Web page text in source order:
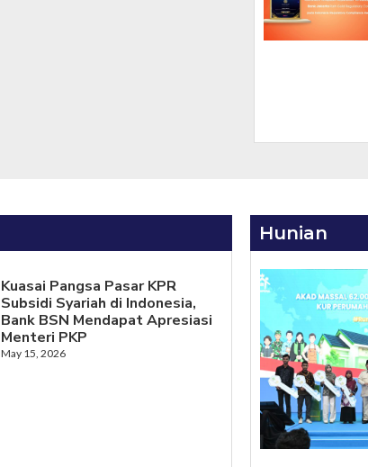
Kuasai Pangsa Pasar KPR
Subsidi Syariah di Indonesia,
Bank BSN Mendapat Apresiasi
Menteri PKP
May 15, 2026
Hunian